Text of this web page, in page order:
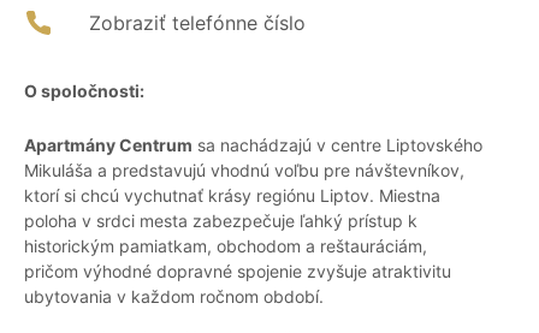
Zobraziť telefónne číslo
O spoločnosti:
Apartmány Centrum sa nachádzajú v centre Liptovského
Mikuláša a predstavujú vhodnú voľbu pre návštevníkov,
ktorí si chcú vychutnať krásy regiónu Liptov. Miestna
poloha v srdci mesta zabezpečuje ľahký prístup k
historickým pamiatkam, obchodom a reštauráciám,
pričom výhodné dopravné spojenie zvyšuje atraktivitu
ubytovania v každom ročnom období.